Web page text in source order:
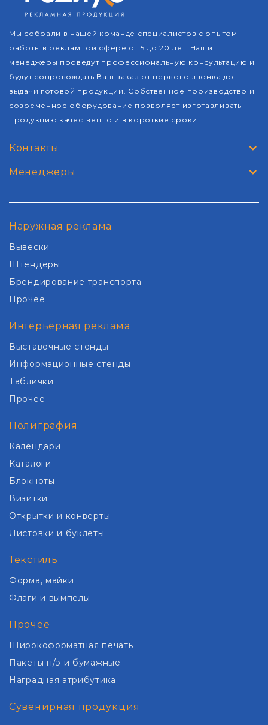
Наружная реклама
Вывески
Штендеры
Брендирование транспорта
Прочее
Интерьерная реклама
Выставочные стенды
Информационные стенды
Таблички
Прочее
Полиграфия
Календари
Каталоги
Блокноты
Визитки
Открытки и конверты
Листовки и буклеты
Текстиль
Форма, майки
Флаги и вымпелы
Прочее
Широкоформатная печать
Пакеты п/э и бумажные
Наградная атрибутика
Сувенирная продукция
Мы собрали в нашей команде специалистов с опытом
работы в рекламной сфере от 5 до 20 лет. Наши
менеджеры проведут профессиональную консультацию и
будут сопровождать Ваш заказ от первого звонка до
выдачи готовой продукции. Собственное производство и
современное оборудование позволяет изготавливать
продукцию качественно и в короткие сроки.
Контакты
Менеджеры